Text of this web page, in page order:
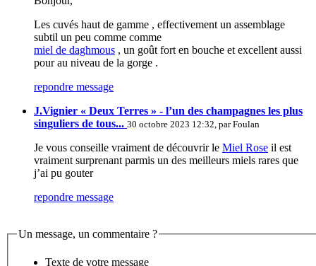
Les cuvés haut de gamme , effectivement un assemblage
subtil un peu comme comme
miel de daghmous , un goût fort en bouche et excellent aussi
pour au niveau de la gorge .
repondre message
J.Vignier « Deux Terres » - l’un des champagnes les plus
singuliers de tous... 30 octobre 2023 12:32, parFoulan
Je vous conseille vraiment de découvrir le Miel Rose il est
vraiment surprenant parmis un des meilleurs miels rares que
j’ai pu gouter
repondre message
Un message, un commentaire ?
Texte de votre message